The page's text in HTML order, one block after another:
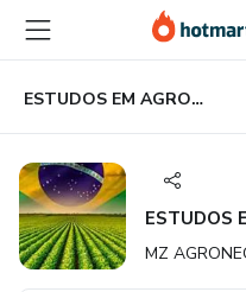
para
conteúdo
principal
para
pagamento
para
rodapé
ESTUDOS EM AGRONEGÓCIO
ESTUDOS
MZ